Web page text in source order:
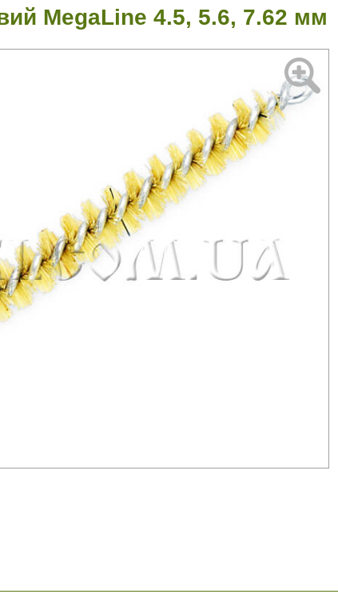
MegaLine 4.5, 5.6, 7.62 мм